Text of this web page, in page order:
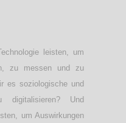
leisten, um
zu messen und zu
es soziologische und
digitalisieren? Und
, um Auswirkungen